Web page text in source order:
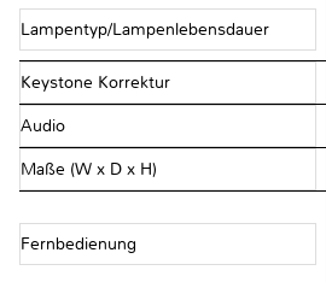
Lampentyp/Lampenlebensdauer
Keystone Korrektur
Audio
Maße (W x D x H)
Fernbedienung